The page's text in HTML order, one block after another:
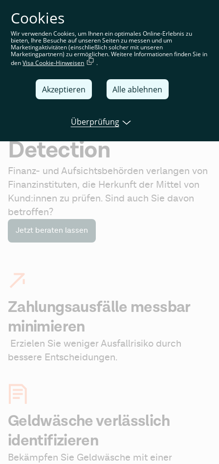
Sie befinden sich auf der deutschen Website. Wählen Sie
Ihre Region aus, um standortspezifische Inhalte angezeigt
zu bekommen
Deutschland
United Kingdom
Global
Deutschland
France
AML und Fraud
Detection
Finanz- und Aufsichtsbehörden verlangen von
Finanzinstituten, die Herkunft der Mittel von
Kund:innen zu prüfen. Sind auch Sie davon
betroffen?
Jetzt beraten lassen
Zahlungsausfälle messbar
minimieren
bessere Entscheidungen.
Geldwäsche verlässlich
identifizieren
Bekämpfen Sie Geldwäsche mit einer
Cookies
Wir verwenden Cookies, um Ihnen ein optimales Online-Erlebnis zu
bieten, Ihre Besuche auf unseren Seiten zu messen und um
Marketingaktivitäten (einschließlich solcher mit unseren
Marketingpartnern) zu ermöglichen. Weitere Informationen finden Sie in
denVisa Cookie-Hinweisen .
Akzeptieren Alle ablehnen
Überprüfung